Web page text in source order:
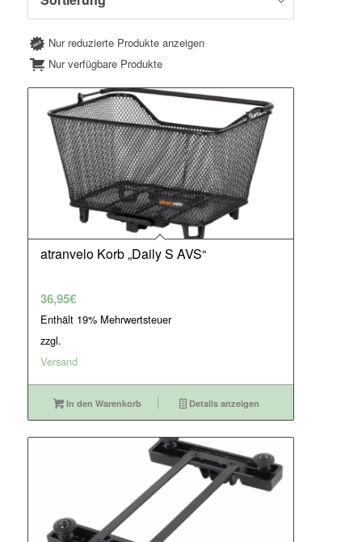
Nur reduzierte Produkte anzeigen
Nur verfügbare Produkte
atranvelo Korb „Daily S AVS“
36,95€
Enthält 19% Mehrwertsteuer
zzgl.
Versand
In den Warenkorb Details anzeigen